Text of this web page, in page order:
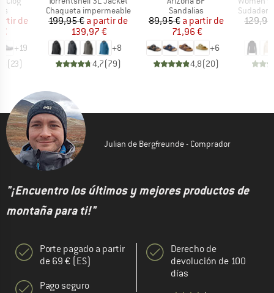
reducido
de
+19
(23)
Product group
Chaqueta impermeable
Precio
199,95 € Precio reducido
a partir de
139,97 €
+8
4,7(79)
Product group
Sandalias
Precio
89,95 € Precio reducido
a partir de
71,96 €
+6
4,8(20)
Product
Sudadera con
Julian de Bergfreunde - Comprador
"¡Encuentro los últimos y mejores productos de
montaña para ti!"
Porte pagado a partir
de 69 € (ES)
Pago seguro
Derecho de
devolución de 100
días